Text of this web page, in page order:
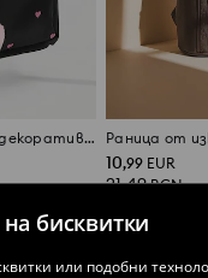
бисквитки
или подобни
Раница със сърца и декоративен висулка във форма на сърце
10,99 EUR
21,49 BGN